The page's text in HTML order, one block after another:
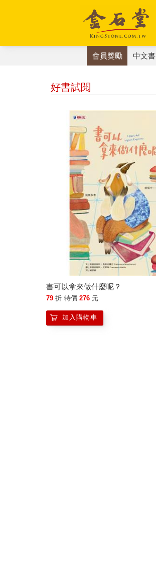
會員獎勵 中文書
好書試閱
書可以拿來做什麼呢？
79 折 特價 276 元
加入購物車